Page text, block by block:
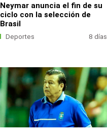
Neymar anuncia el fin de su
ciclo con la selección de
Brasil
Deportes 8 días